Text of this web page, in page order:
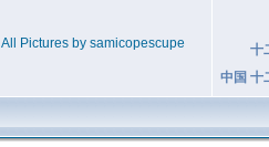
十
中国 十
All Pictures by samicopescupe